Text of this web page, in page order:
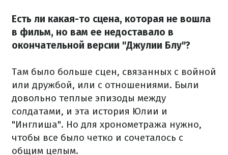
Есть ли какая-то сцена, которая не вошла
в фильм, но вам ее недоставало в
окончательной версии "Джулии Блу"?
Там было больше сцен, связанных с войной
или дружбой, или с отношениями. Были
довольно теплые эпизоды между
солдатами, и эта история Юлии и
"Инглиша". Но для хронометража нужно,
чтобы все было четко и сочеталось с
общим целым.